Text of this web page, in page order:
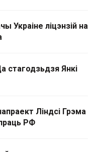
Украіне ліцэнзій на
стагодзьдзя Янкі
Ліндсі Грэма
РФ